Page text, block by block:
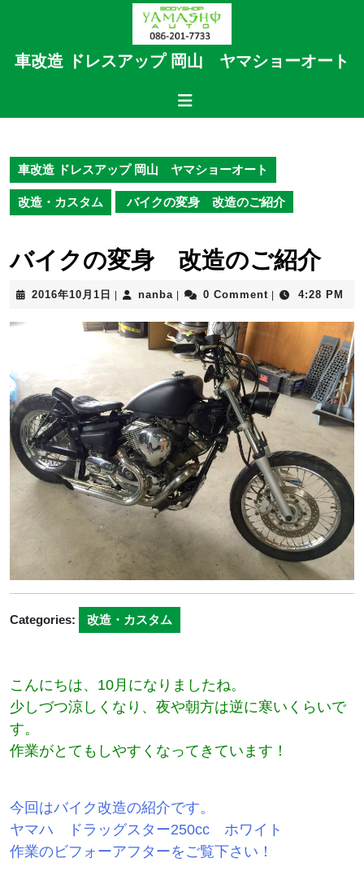
車改造 ドレスアップ 岡山 ヤマショーオート
車改造 ドレスアップ 岡山 ヤマショーオート
改造・カスタム バイクの変身 改造のご紹介
バイクの変身 改造のご紹介
2016年10月1日 2016
10
月
nanba nanba0 Comment 4:28 PM
Categories: 改造・カスタム
こんにちは、10月になりましたね。
少しづつ涼しくなり、夜や朝方は逆に寒いくらいで
す。
作業がとてもしやすくなってきています！
今回はバイク改造の紹介です。
ヤマハ ドラッグスター250cc ホワイト
作業のビフォーアフターをご覧下さい！